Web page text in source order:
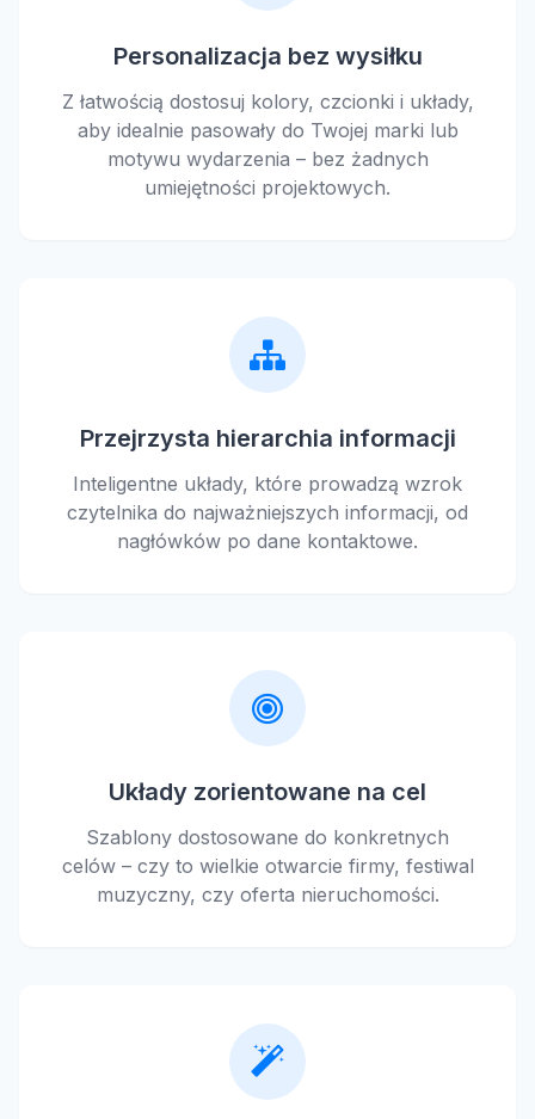
Personalizacja bez wysiłku
Z łatwością dostosuj kolory, czcionki i układy,
aby idealnie pasowały do Twojej marki lub
motywu wydarzenia – bez żadnych
umiejętności projektowych.
Przejrzysta hierarchia informacji
Inteligentne układy, które prowadzą wzrok
czytelnika do najważniejszych informacji, od
nagłówków po dane kontaktowe.
Układy zorientowane na cel
Szablony dostosowane do konkretnych
celów – czy to wielkie otwarcie firmy, festiwal
muzyczny, czy oferta nieruchomości.